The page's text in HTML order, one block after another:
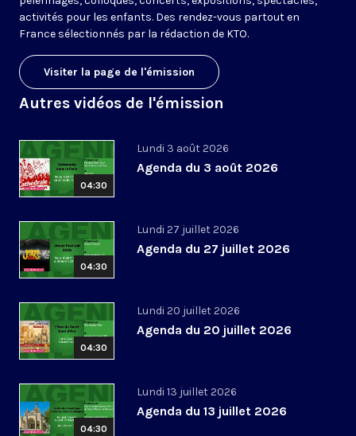
activités pour les enfants. Des rendez-vous partout en
France sélectionnés par la rédaction de KTO.
Visiter la page de l'émission
Autres vidéos de l'émission
04:30
Lundi 3 août 2026
Agenda du 3 août 2026
04:30
Lundi 27 juillet 2026
Agenda du 27 juillet 2026
04:30
Lundi 20 juillet 2026
Agenda du 20 juillet 2026
04:30
Lundi 13 juillet 2026
Agenda du 13 juillet 2026